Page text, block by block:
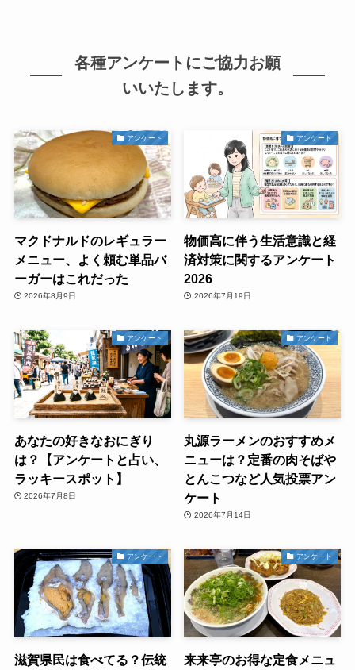
各種アンケートにご協力お願
いいたします。
アンケート
マクドナルドのレギュラー
メニュー、よく頼む単品バ
ーガーはこれだった
2026年8月9日
アンケート
物価高に伴う生活意識と経
済対策に関するアンケート
2026
2026年7月19日
アンケート
あなたの好きなおにぎり
は？【アンケートと占い、
ラッキースポット】
2026年7月8日
アンケート
丸源ラーメンのおすすめメ
ニューは？定番の肉そばや
とんこつなど人気投票アン
ケート
2026年7月14日
アンケート
滋賀県民は食べてる？伝統
アンケート
来来亭のお得な定食メニュ